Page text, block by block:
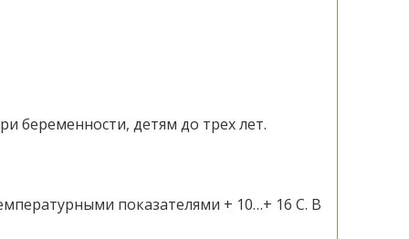
беременности, детям до трех лет.
показателями + 10…+ 16 С. В